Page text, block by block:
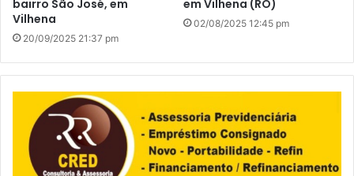
bairro São José, em
Vilhena
20/09/2025 21:37 pm
em Vilhena (RO)
02/08/2025 12:45 pm